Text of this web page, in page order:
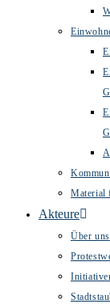
Material
Akteure
Über uns